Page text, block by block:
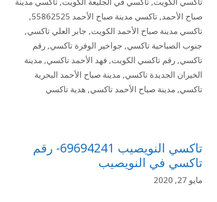
صباح الأحمد, تاكسي مدينة صباح الأحمد 55862525
,
تاكسي مدينة صباح الأحمد الكويت, جابر العلي تاكسي,
جنوب الصباحية تاكسي, جواخير الوفرة تاكسي, رقم
تاكسي, رقم تاكسي الكويت, فهد الأحمد تاكسي, مدينة
الخيران الجديدة تاكسي, مدينة صباح الأحمد البحرية
تاكسي, مدينة صباح الأحمد تاكسي, هدية تاكسي
تاكسي النويصيب 69694241- رقم
تاكسي في النويصيب
مايو 27, 2020